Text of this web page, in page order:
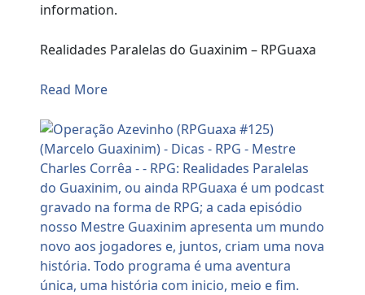
information.
Realidades Paralelas do Guaxinim – RPGuaxa
Read More